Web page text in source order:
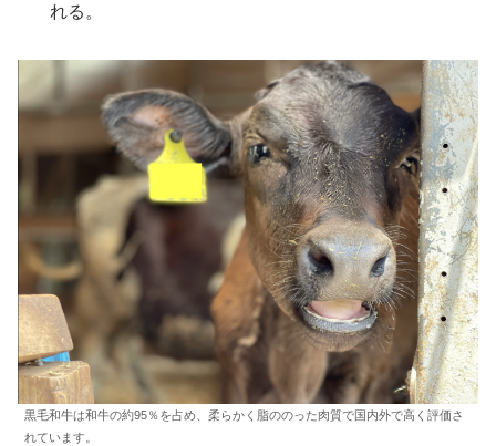
れる。
黒毛和牛は和牛の約95％を占め、柔らかく脂ののった肉質で国内外で高く評価さ
れています。